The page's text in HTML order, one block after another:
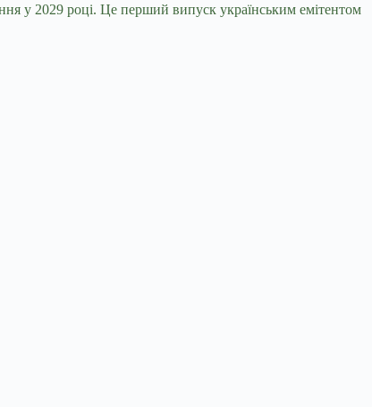
у 2029 році. Це перший випуск українським емітентом